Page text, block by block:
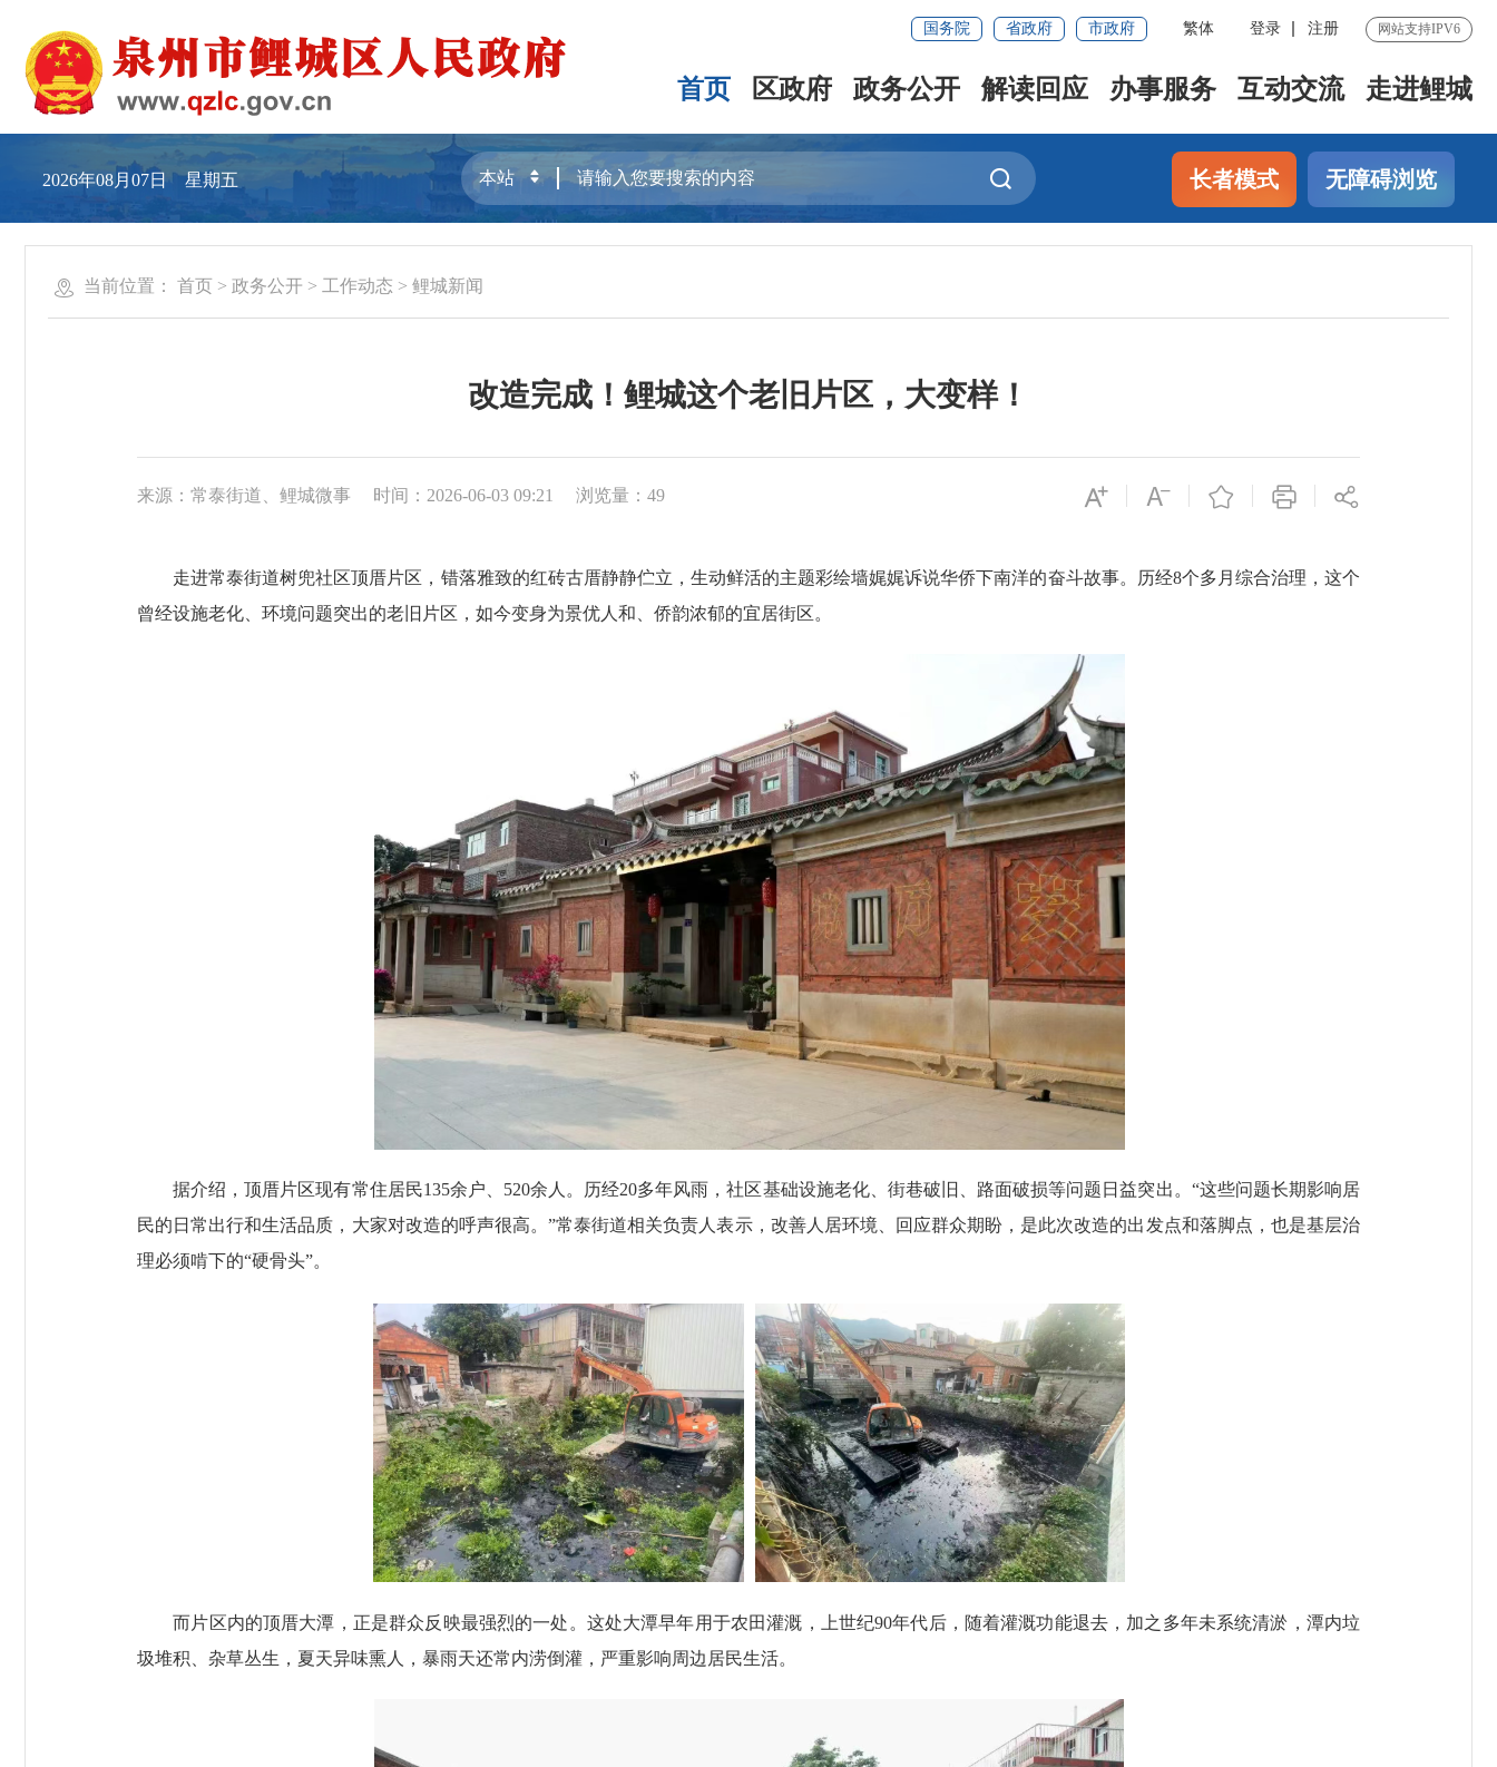
国务院 省政府 市政府 繁体 登录 注册 网站支持IPV6
首页 区政府 政务公开 解读回应 办事服务 互动交流 走进鲤城
2026年08月07日 星期五 长者模式 无障碍浏览
当前位置： 首页 > 政务公开 > 工作动态 > 鲤城新闻
改造完成！鲤城这个老旧片区，大变样！
来源：常泰街道、鲤城微事 时间：2026-06-03 09:21 浏览量： 49
走进常泰街道树兜社区顶厝片区，错落雅致的红砖古厝静静伫立，生动鲜活的主题彩绘墙娓娓诉说华侨下南洋的奋斗故事。历经8个多月综合治理，这个
曾经设施老化、环境问题突出的老旧片区，如今变身为景优人和、侨韵浓郁的宜居街区。
据介绍，顶厝片区现有常住居民135余户、520余人。历经20多年风雨，社区基础设施老化、街巷破旧、路面破损等问题日益突出。“这些问题长期影响居
民的日常出行和生活品质，大家对改造的呼声很高。”常泰街道相关负责人表示，改善人居环境、回应群众期盼，是此次改造的出发点和落脚点，也是基层治
理必须啃下的“硬骨头”。
而片区内的顶厝大潭，正是群众反映最强烈的一处。这处大潭早年用于农田灌溉，上世纪90年代后，随着灌溉功能退去，加之多年未系统清淤，潭内垃
圾堆积、杂草丛生，夏天异味熏人，暴雨天还常内涝倒灌，严重影响周边居民生活。